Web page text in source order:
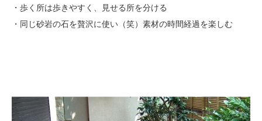
・歩く所は歩きやすく、見せる所を分ける
・同じ砂岩の石を贅沢に使い（笑）素材の時間経過を楽しむ